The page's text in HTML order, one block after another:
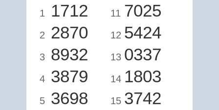
1 1712
2 2870
3 8932
4 3879
5 3698
11 7025
12 5424
13 0337
14 1803
15 3742